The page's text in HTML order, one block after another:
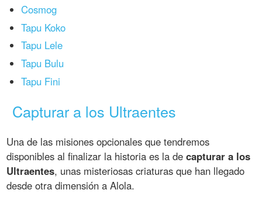
Cosmog
Tapu Koko
Tapu Lele
Tapu Bulu
Tapu Fini
Capturar a los Ultraentes
Una de las misiones opcionales que tendremos
disponibles al finalizar la historia es la decapturar a los
Ultraentes, unas misteriosas criaturas que han llegado
desde otra dimensión a Alola.